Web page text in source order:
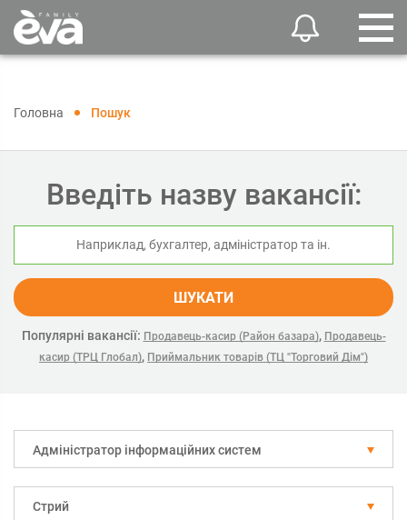
Головна Пошук
Введіть назву вакансії:
ШУКАТИ
Популярні вакансії: Продавець-касир (Район базара), Продавець-
касир (ТРЦ Глобал), Приймальник товарів (ТЦ "Торговий Дім")
Адміністратор інформаційних систем
Стрий